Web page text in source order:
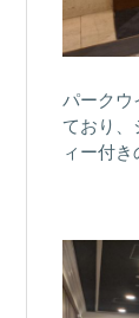
パークウ
ており、
ィー付き